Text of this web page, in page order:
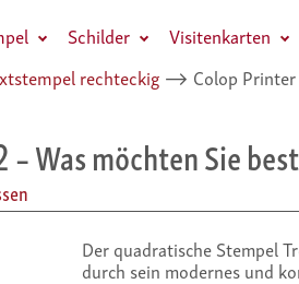
Schilder Visitenkarten
rechteckig ⟶ Colop Printer
– Was möchten Sie
Der quadratische Stempel
durch sein modernes und